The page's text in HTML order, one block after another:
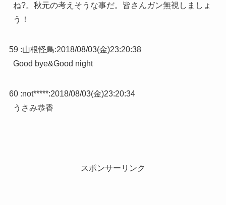
ね?。秋元の考えそうな事だ。皆さんガン無視しましょ
う！
59 :山根怪鳥:2018/08/03(金)23:20:38
Good bye&Good night
60 :not*****:2018/08/03(金)23:20:34
うさみ恭香
スポンサーリンク